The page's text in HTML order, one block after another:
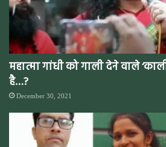
महात्मा गांधी को गाली देने वाले
है…?
December 30, 2021